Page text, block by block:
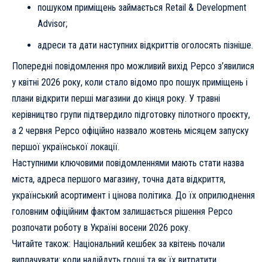
пошуком приміщень займається Retail & Development
Advisor;
адреси та дати наступних відкриттів оголосять пізніше.
Попередні повідомлення про можливий вихід Pepco з’явилися
у квітні 2026 року, коли стало відомо про пошук приміщень і
плани відкрити перші магазини до кінця року. У травні
керівництво групи підтвердило підготовку пілотного проєкту,
а 2 червня Pepco офіційно назвало жовтень місяцем запуску
першої української локації.
Наступними ключовими повідомленнями мають стати назва
міста, адреса першого магазину, точна дата відкриття,
український асортимент і цінова політика. До їх оприлюднення
головним офіційним фактом залишається рішення Pepco
розпочати роботу в Україні восени 2026 року.
Читайте також: Національний кешбек за квітень почали